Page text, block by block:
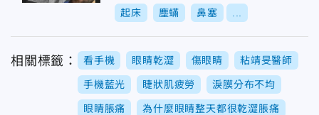
起床 塵蟎 鼻塞
相關標籤： 看手機 眼睛乾澀 傷眼睛 粘靖旻醫師
手機藍光 睫狀肌疲勞 淚膜分布不均
眼睛脹痛 為什麼眼睛整天都很乾澀脹痛